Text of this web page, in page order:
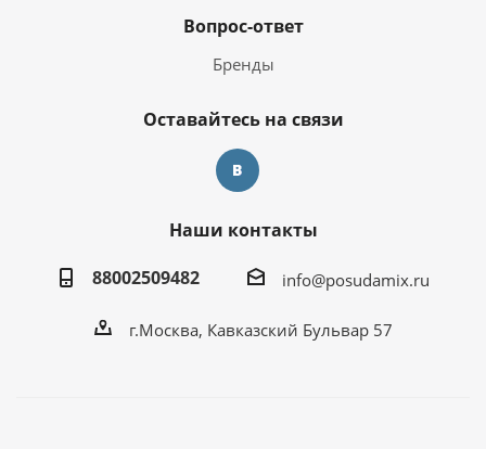
Вопрос-ответ
Бренды
Оставайтесь на связи
Наши контакты
88002509482
info@posudamix.ru
г.Москва, Кавказский Бульвар 57